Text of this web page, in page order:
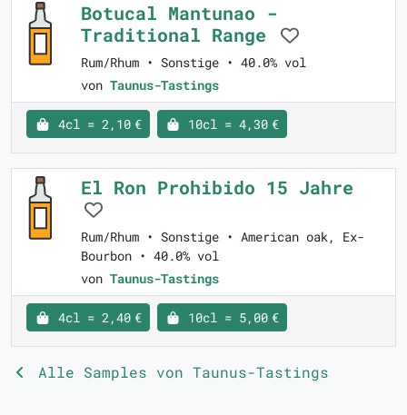
Botucal Mantunao -
Traditional Range
Rum/Rhum • Sonstige • 40.0% vol
von Taunus-Tastings
4cl = 2,10 € 10cl = 4,30 €
El Ron Prohibido 15 Jahre
Rum/Rhum • Sonstige • American oak, Ex-
Bourbon • 40.0% vol
von Taunus-Tastings
4cl = 2,40 € 10cl = 5,00 €
Alle Samples von Taunus-Tastings